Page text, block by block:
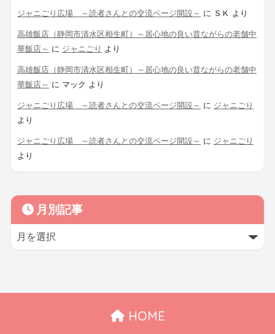
ジャニごり広場 ～読者さんとの交流ページ開設～ に ＳＫ より
高雄飯店（静岡市清水区相生町）～居心地の良い昔ながらの老舗中
華飯店～ に ジャニごり より
高雄飯店（静岡市清水区相生町）～居心地の良い昔ながらの老舗中
華飯店～ に マック より
ジャニごり広場 ～読者さんとの交流ページ開設～ に ジャニごり
より
ジャニごり広場 ～読者さんとの交流ページ開設～ に ジャニごり
より
月別記事
HOME